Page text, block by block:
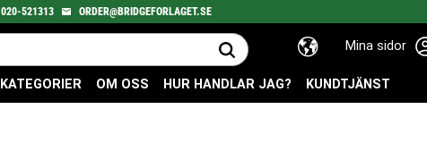
020-521313 ORDER@BRIDGEFORLAGET.SE
Mina sidor
KATEGORIER OM OSS HUR HANDLAR JAG? KUNDTJÄNST